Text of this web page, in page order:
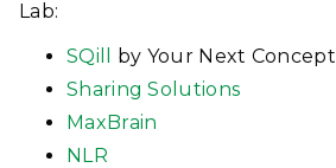
Lab:
SQill
by Your Next Concept
Sharing Solutions
MaxBrain
NLR